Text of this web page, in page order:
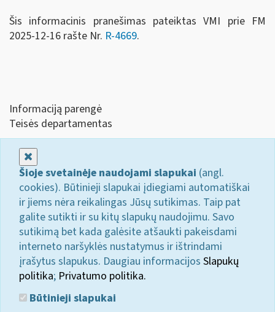
Šis informacinis pranešimas pateiktas VMI prie FM
2025-12-16 rašte Nr. R-4669.
Informaciją parengė
Teisės departamentas
Šioje svetainėje naudojami slapukai (angl.
cookies). Būtinieji slapukai įdiegiami automatiškai
ir jiems nėra reikalingas Jūsų sutikimas. Taip pat
galite sutikti ir su kitų slapukų naudojimu. Savo
sutikimą bet kada galėsite atšaukti pakeisdami
interneto naršyklės nustatymus ir ištrindami
įrašytus slapukus. Daugiau informacijos Slapukų
politika; Privatumo politika.
Būtinieji slapukai